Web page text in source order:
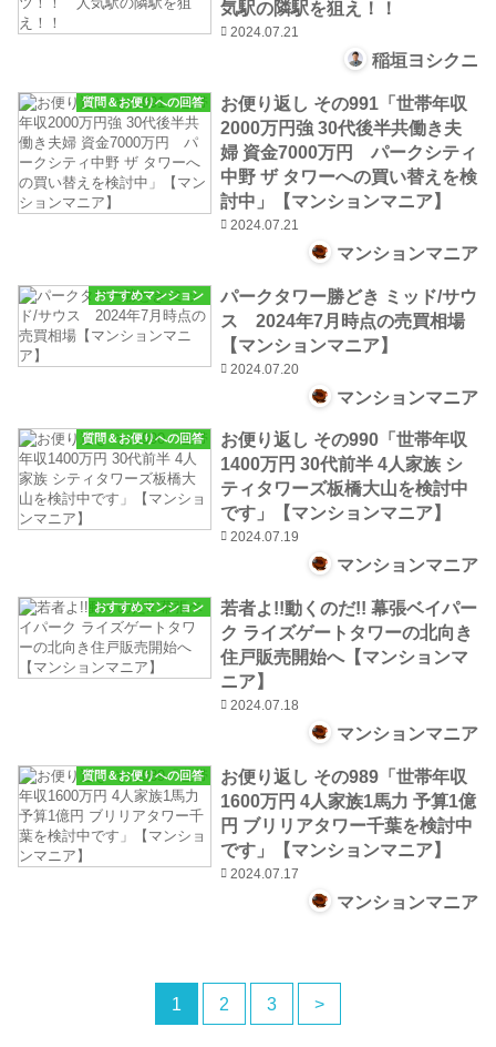
気駅の隣駅を狙え！！
2024.07.21
稲垣ヨシクニ
質問＆お便りへの回答
お便り返し その991「世帯年収
2000万円強 30代後半共働き夫
婦 資金7000万円 パークシティ
中野 ザ タワーへの買い替えを検
討中」【マンションマニア】
2024.07.21
マンションマニア
おすすめマンション
パークタワー勝どき ミッド/サウ
ス 2024年7月時点の売買相場
【マンションマニア】
2024.07.20
マンションマニア
質問＆お便りへの回答
お便り返し その990「世帯年収
1400万円 30代前半 4人家族 シ
ティタワーズ板橋大山を検討中
です」【マンションマニア】
2024.07.19
マンションマニア
おすすめマンション
若者よ!!動くのだ!! 幕張ベイパー
ク ライズゲートタワーの北向き
住戸販売開始へ【マンションマ
ニア】
2024.07.18
マンションマニア
質問＆お便りへの回答
お便り返し その989「世帯年収
1600万円 4人家族1馬力 予算1億
円 ブリリアタワー千葉を検討中
です」【マンションマニア】
2024.07.17
マンションマニア
1 2 3 >